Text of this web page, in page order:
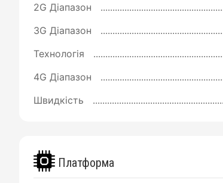
2G Діапазон
3G Діапазон
Технологія
4G Діапазон
Швидкість
Платформа